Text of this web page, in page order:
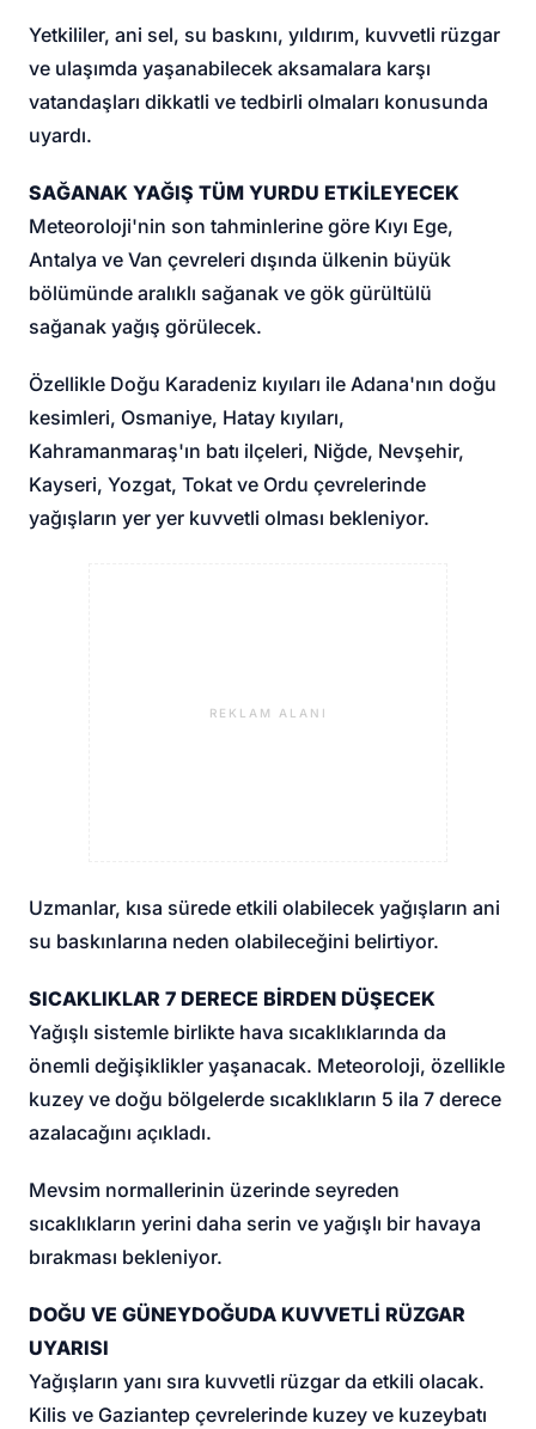
Yetkililer, ani sel, su baskını, yıldırım, kuvvetli rüzgar
ve ulaşımda yaşanabilecek aksamalara karşı
vatandaşları dikkatli ve tedbirli olmaları konusunda
uyardı.
SAĞANAK YAĞIŞ TÜM YURDU ETKİLEYECEK
Meteoroloji'nin son tahminlerine göre Kıyı Ege,
Antalya ve Van çevreleri dışında ülkenin büyük
bölümünde aralıklı sağanak ve gök gürültülü
sağanak yağış görülecek.
Özellikle Doğu Karadeniz kıyıları ile Adana'nın doğu
kesimleri, Osmaniye, Hatay kıyıları,
Kahramanmaraş'ın batı ilçeleri, Niğde, Nevşehir,
Kayseri, Yozgat, Tokat ve Ordu çevrelerinde
yağışların yer yer kuvvetli olması bekleniyor.
REKLAM ALANI
Uzmanlar, kısa sürede etkili olabilecek yağışların ani
su baskınlarına neden olabileceğini belirtiyor.
SICAKLIKLAR 7 DERECE BİRDEN DÜŞECEK
Yağışlı sistemle birlikte hava sıcaklıklarında da
önemli değişiklikler yaşanacak. Meteoroloji, özellikle
kuzey ve doğu bölgelerde sıcaklıkların 5 ila 7 derece
azalacağını açıkladı.
Mevsim normallerinin üzerinde seyreden
sıcaklıkların yerini daha serin ve yağışlı bir havaya
bırakması bekleniyor.
DOĞU VE GÜNEYDOĞUDA KUVVETLİ RÜZGAR
UYARISI
Yağışların yanı sıra kuvvetli rüzgar da etkili olacak.
Kilis ve Gaziantep çevrelerinde kuzey ve kuzeybatı